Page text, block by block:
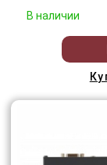
В наличии